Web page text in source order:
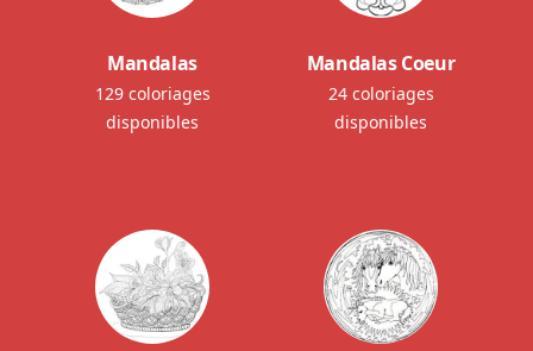
Mandalas
129 coloriages
disponibles
Mandalas Coeur
24 coloriages
disponibles